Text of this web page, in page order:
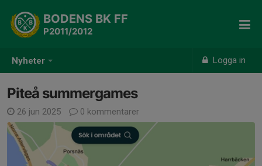
Nyheter Logga in
BODENS BK FF
P2011/2012
Piteå summergames
26 jun 2025 0 kommentarer